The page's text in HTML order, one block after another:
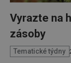
Vyrazte na
zásoby
Tematické týdny